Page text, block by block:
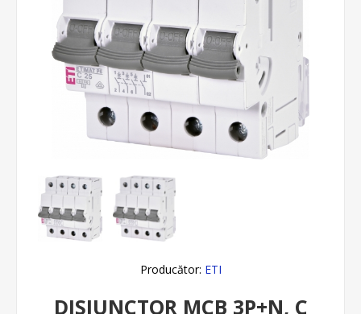
Producător: ETI
DISJUNCTOR MCB 3P+N, C